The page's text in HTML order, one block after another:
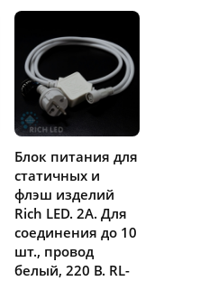
Блок питания для
статичных и
флэш изделий
Rich LED. 2А. Для
соединения до 10
шт., провод
белый, 220 В. RL-